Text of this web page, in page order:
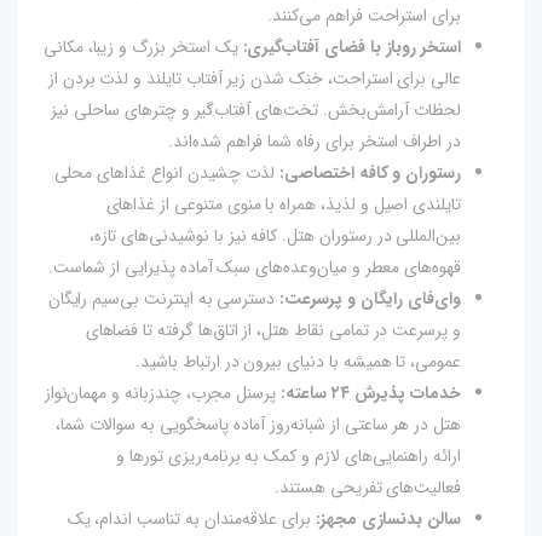
برای استراحت فراهم می‌کنند.
استخر روباز با فضای آفتاب‌گیری: یک استخر بزرگ و زیبا، مکانی
عالی برای استراحت، خنک شدن زیر آفتاب تایلند و لذت بردن از
لحظات آرامش‌بخش. تخت‌های آفتاب‌گیر و چترهای ساحلی نیز
در اطراف استخر برای رفاه شما فراهم شده‌اند.
رستوران و کافه اختصاصی: لذت چشیدن انواع غذاهای محلی
تایلندی اصیل و لذیذ، همراه با منوی متنوعی از غذاهای
بین‌المللی در رستوران هتل. کافه نیز با نوشیدنی‌های تازه،
قهوه‌های معطر و میان‌وعده‌های سبک آماده پذیرایی از شماست.
وای‌فای رایگان و پرسرعت: دسترسی به اینترنت بی‌سیم رایگان
و پرسرعت در تمامی نقاط هتل، از اتاق‌ها گرفته تا فضاهای
عمومی، تا همیشه با دنیای بیرون در ارتباط باشید.
خدمات پذیرش ۲۴ ساعته:
پرسنل مجرب، چندزبانه و مهمان‌نواز
هتل در هر ساعتی از شبانه‌روز آماده پاسخگویی به سوالات شما،
ارائه راهنمایی‌های لازم و کمک به برنامه‌ریزی تورها و
فعالیت‌های تفریحی هستند.
سالن بدنسازی مجهز: برای علاقه‌مندان به تناسب اندام، یک